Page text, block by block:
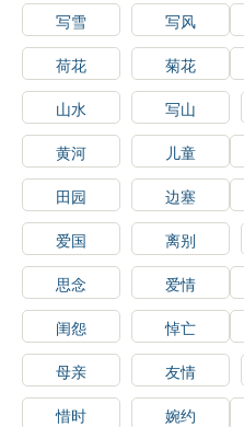
写雪 写风
荷花
菊花
山水
写山
黄河
儿童
田园
边塞
爱国
离别
思念
爱情
闺怨
悼亡
母亲
友情
惜时
婉约